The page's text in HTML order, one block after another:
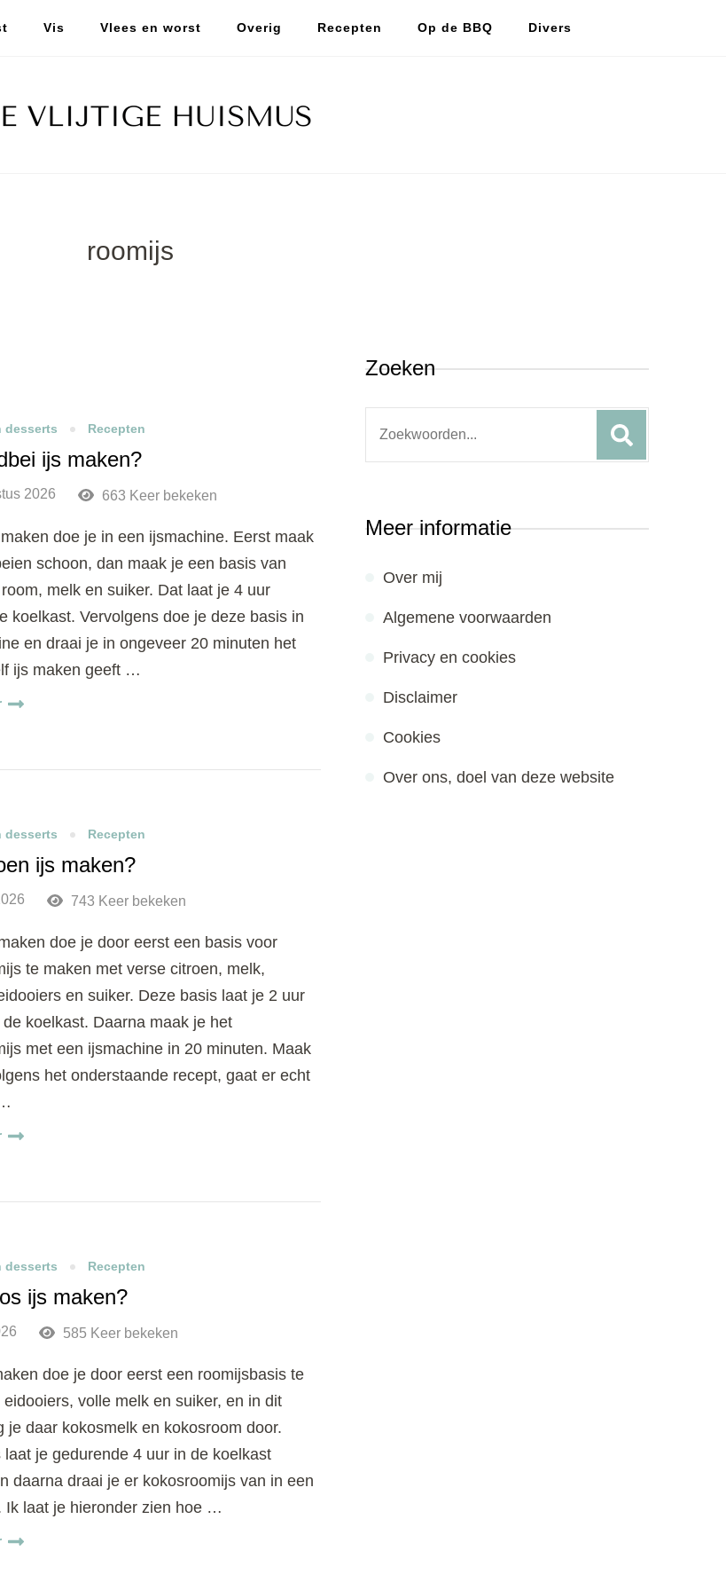
Vis Vlees en worst Overig Recepten Op de BBQ Divers
roomijs
desserts Recepten
ijs maken?
2026 663 Keer bekeken
doe je in een ijsmachine. Eerst maak
schoon, dan maak je een basis van
melk en suiker. Dat laat je 4 uur
koelkast. Vervolgens doe je deze basis in
en draai je in ongeveer 20 minuten het
ijs maken geeft …
desserts Recepten
ijs maken?
743 Keer bekeken
doe je door eerst een basis voor
te maken met verse citroen, melk,
en suiker. Deze basis laat je 2 uur
koelkast. Daarna maak je het
met een ijsmachine in 20 minuten. Maak
het onderstaande recept, gaat er echt
desserts Recepten
ijs maken?
585 Keer bekeken
doe je door eerst een roomijsbasis te
eidooiers, volle melk en suiker, en in dit
je daar kokosmelk en kokosroom door.
laat je gedurende 4 uur in de koelkast
daarna draai je er kokosroomijs van in een
Ik laat je hieronder zien hoe …
Zoeken
Meer informatie
Over mij
Algemene voorwaarden
Privacy en cookies
Disclaimer
Cookies
Over ons, doel van deze website